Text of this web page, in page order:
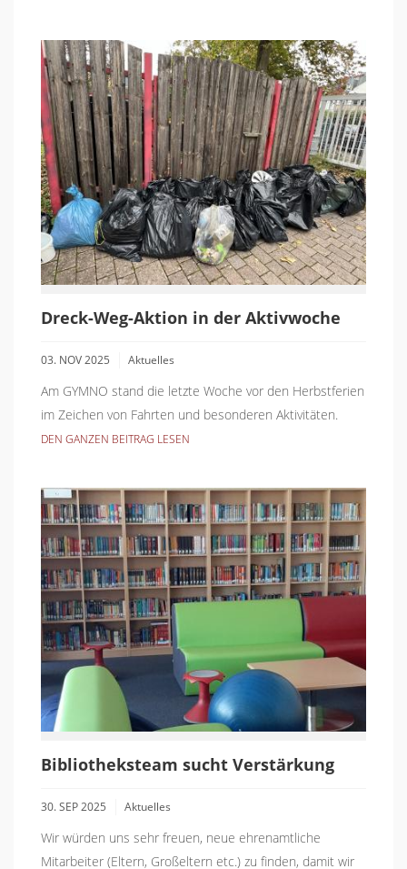
Dreck-Weg-Aktion in der Aktivwoche
03. NOV 2025 Aktuelles
Am GYMNO stand die letzte Woche vor den Herbstferien
im Zeichen von Fahrten und besonderen Aktivitäten.
DEN GANZEN BEITRAG LESEN
Bibliotheksteam sucht Verstärkung
30. SEP 2025 Aktuelles
Wir würden uns sehr freuen, neue ehrenamtliche
Mitarbeiter (Eltern, Großeltern etc.) zu finden, damit wir